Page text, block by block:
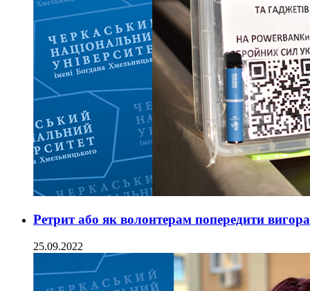
Ретрит або як волонтерам попередити
25.09.2022